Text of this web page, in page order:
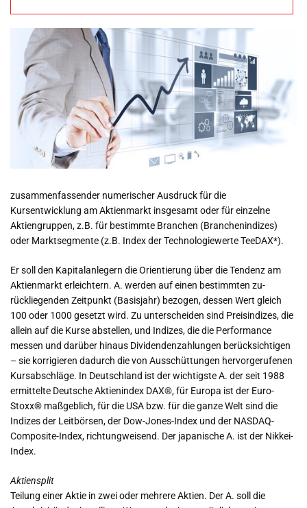
Wirtschaftsbegriff
e Übersicht
zusammenfassender numerischer Ausdruck für die
Kursentwicklung am Aktienmarkt insgesamt oder für einzelne
Aktiengruppen, z.B. für bestimmte Branchen (Branchenindizes)
oder Marktsegmente (z.B. Index der Technologiewerte TeeDAX*).
Er soll den Kapitalanlegern die Orientierung über die Tendenz am
Aktienmarkt erleichtern. A. werden auf einen bestimmten zu-
rückliegenden Zeitpunkt (Basisjahr) bezogen, dessen Wert gleich
100 oder 1000 gesetzt wird. Zu unterscheiden sind Preisindizes, die
allein auf die Kurse abstellen, und Indizes, die die Performance
messen und darüber hinaus Dividendenzahlungen berücksichtigen
– sie korrigieren dadurch die von Ausschüttungen hervorgerufenen
Kursabschläge. In Deutschland ist der wichtigste A. der seit 1988
ermittelte Deutsche Aktienindex DAX®, für Europa ist der Euro-
Stoxx® maßgeblich, für die USA bzw. für die ganze Welt sind die
Indizes der Leitbörsen, der Dow-Jones-Index und der NASDAQ-
Composite-Index, richtungweisend. Der japanische A. ist der Nikkei-
Index.
Aktiensplit
Teilung einer Aktie in zwei oder mehrere Aktien. Der A. soll die